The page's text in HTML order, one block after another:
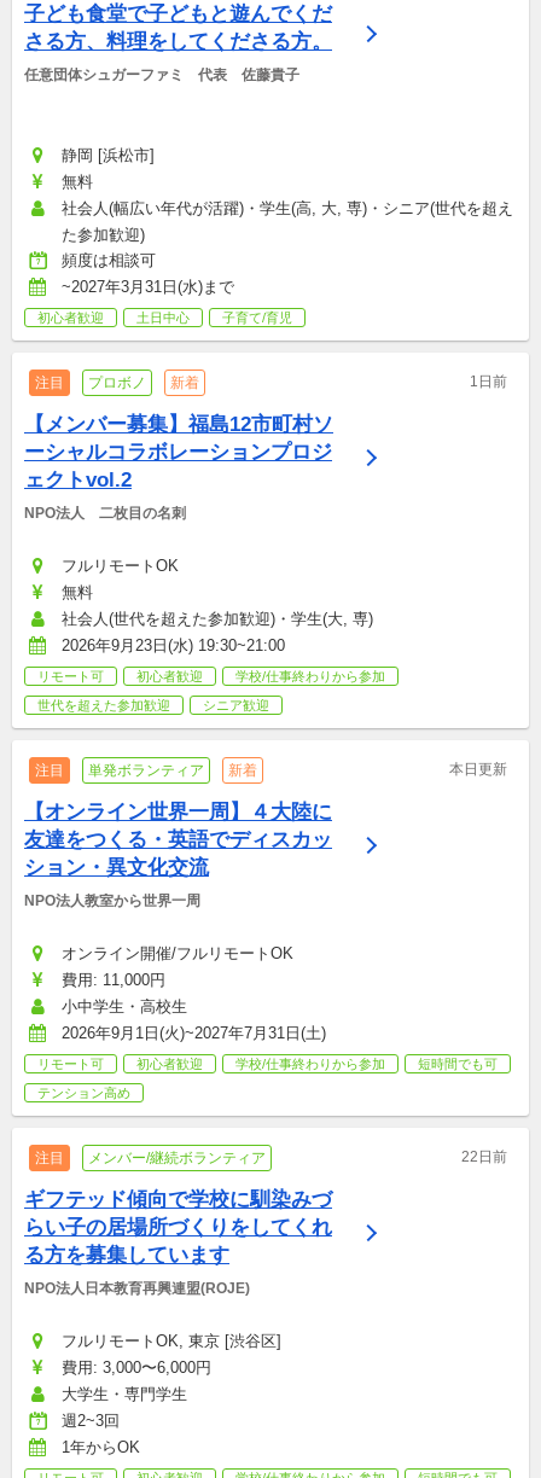
子ども食堂で子どもと遊んでくだ
さる方、料理をしてくださる方。
任意団体シュガーファミ　代表　佐藤貴子
静岡 [浜松市]
無料
社会人(幅広い年代が活躍)・学生(高, 大, 専)・シニア(世代を超え
た参加歓迎)
頻度は相談可
~2027年3月31日(水)まで
初心者歓迎 土日中心 子育て/育児
注目 プロボノ 新着 1日前
【メンバー募集】福島12市町村ソ
ーシャルコラボレーションプロジ
ェクトvol.2
NPO法人　二枚目の名刺
フルリモートOK
無料
社会人(世代を超えた参加歓迎)・学生(大, 専)
2026年9月23日(水) 19:30~21:00
リモート可 初心者歓迎
学校/仕事終わりから参加
世代を超えた参加歓迎
シニア歓迎
注目 単発ボランティア 新着 本日更新
【オンライン世界一周】４大陸に
友達をつくる・英語でディスカッ
ション・異文化交流
NPO法人教室から世界一周
オンライン開催/フルリモートOK
費用: 11,000円
小中学生・高校生
2026年9月1日(火)~2027年7月31日(土)
リモート可 初心者歓迎 学校/仕事終わりから参加
短時間でも可
テンション高め
注目 メンバー/継続ボランティア 22日前
ギフテッド傾向で学校に馴染みづ
らい子の居場所づくりをしてくれ
る方を募集しています
NPO法人日本教育再興連盟(ROJE)
フルリモートOK, 東京 [渋谷区]
費用: 3,000〜6,000円
大学生・専門学生
週2~3回
1年からOK